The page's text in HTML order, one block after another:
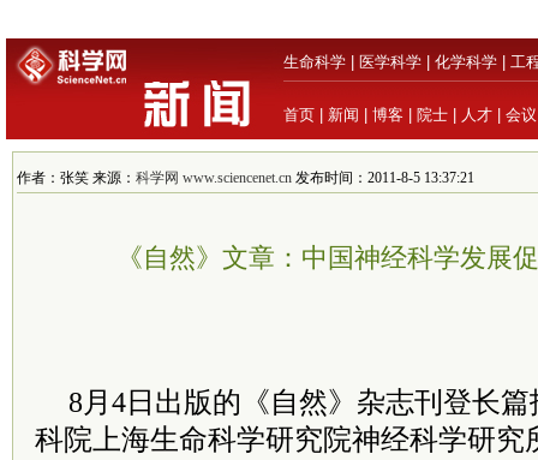
生命科学 医学科学 化学科学 工
首页 新闻 博客 院士 人才 会议
作者：张笑 来源： 科学网 www.sciencenet.cn 发布时间：2011-8-5 13:37:21
《自然》文章：中国神经科学发
8月4日出版的《自然》杂志刊登长
科院上海生命科学研究院神经科学研究